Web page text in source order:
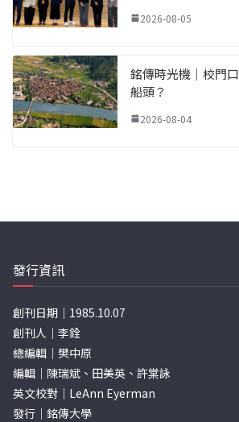
2026-08-05
銘傳時光機｜校門
船頭？
2026-08-04
發行資訊
創刊日期｜1985.10.07
創刊人｜李銓
總編輯｜樊中原
編輯｜陳瑞斌、田美英、許棠詠
英文校對｜LeAnn Eyerman
發行｜銘傳大學